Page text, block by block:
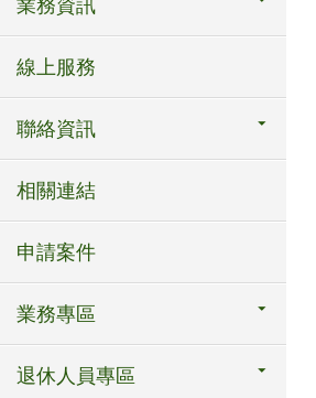
業務資訊
線上服務
聯絡資訊
相關連結
申請案件
業務專區
退休人員專區